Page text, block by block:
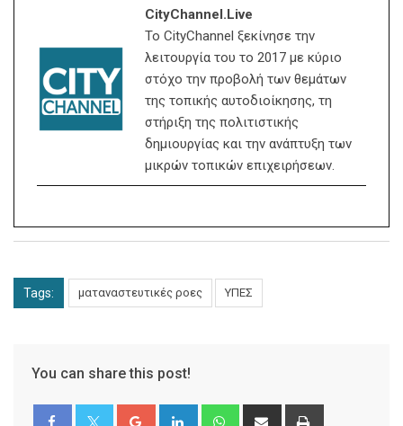
CityChannel.live
Το CityChannel ξεκίνησε την
λειτουργία του το 2017 με κύριο
στόχο την προβολή των θεμάτων
της τοπικής αυτοδιοίκησης, τη
στήριξη της πολιτιστικής
δημιουργίας και την ανάπτυξη των
μικρών τοπικών επιχειρήσεων.
Tags: ματαναστευτικές ροες ΥΠΕΣ
You can share this post!
Google+ LinkedIn WhatsappShare